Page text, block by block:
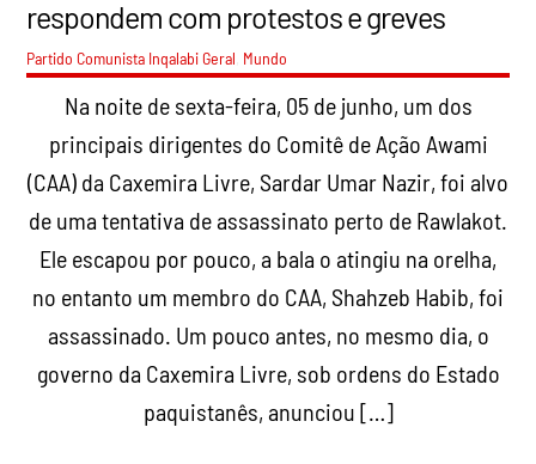
respondem com protestos e greves
Partido Comunista Inqalabi Geral Mundo
Na noite de sexta-feira, 05 de junho, um dos
principais dirigentes do Comitê de Ação Awami
(CAA) da Caxemira Livre, Sardar Umar Nazir, foi alvo
de uma tentativa de assassinato perto de Rawlakot.
Ele escapou por pouco, a bala o atingiu na orelha,
no entanto um membro do CAA, Shahzeb Habib, foi
assassinado. Um pouco antes, no mesmo dia, o
governo da Caxemira Livre, sob ordens do Estado
paquistanês, anunciou […]